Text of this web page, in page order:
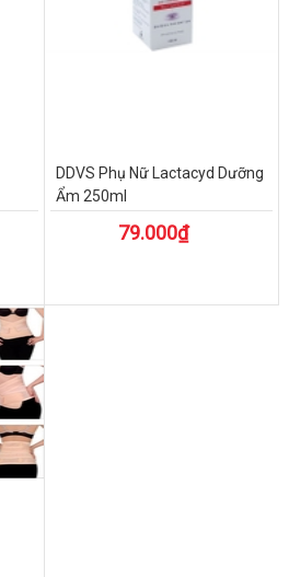
DDVS Phụ Nữ Lactacyd Dưỡng
Ẩm 250ml
79.000₫